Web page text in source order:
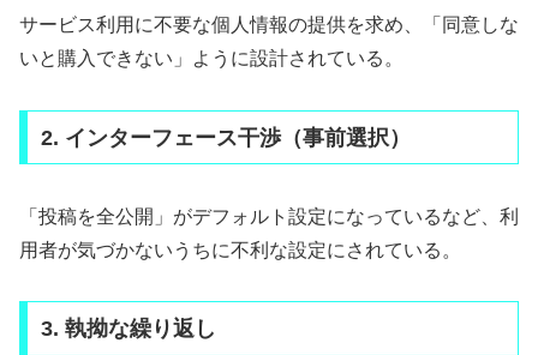
サービス利用に不要な個人情報の提供を求め、「同意しな
いと購入できない」ように設計されている。
2. インターフェース干渉（事前選択）
「投稿を全公開」がデフォルト設定になっているなど、利
用者が気づかないうちに不利な設定にされている。
3. 執拗な繰り返し